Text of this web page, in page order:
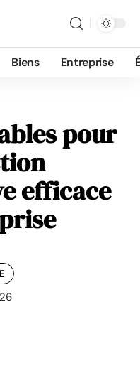
Biens Entreprise
pour
efficace